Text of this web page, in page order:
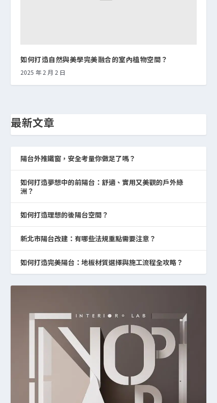
如何打造自然與美學完美融合的室內植物空間？
2025 年 2 月 2 日
最新文章
陽台外推鐵窗，安全考量你做足了嗎？
如何打造夢想中的前陽台：舒適、實用又美觀的戶外綠
洲？
如何打造理想的後陽台空間？
新北市陽台改建：有哪些法規重點需要注意？
如何打造完美陽台：地板材質選擇與施工流程全攻略？